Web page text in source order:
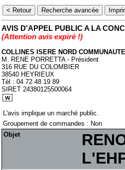
AVIS D'APPEL PUBLIC A LA
(Attention avis expiré !)
COLLINES ISERE NORD COMMUNAUTE
M. RENE PORRETTA - Président
316 RUE DU COLOMBIER
38540 HEYRIEUX
Tél : 04 72 48 19 89
SIRET 24380125500064
L'avis implique un marché public.
Groupement de commandes : Non
Objet